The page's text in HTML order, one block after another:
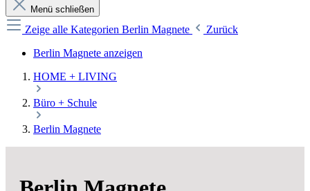
Menü schließen
Zeige alle Kategorien Berlin Magnete
Zurück
Berlin Magnete anzeigen
HOME + LIVING
Büro + Schule
Berlin Magnete